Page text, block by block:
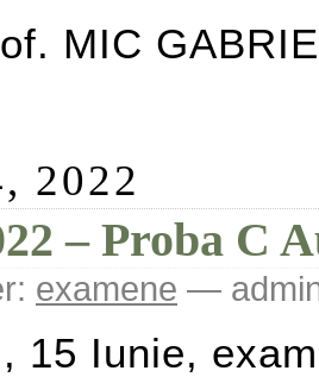
MIC
2022
– Proba C
examene —
15 Iunie,